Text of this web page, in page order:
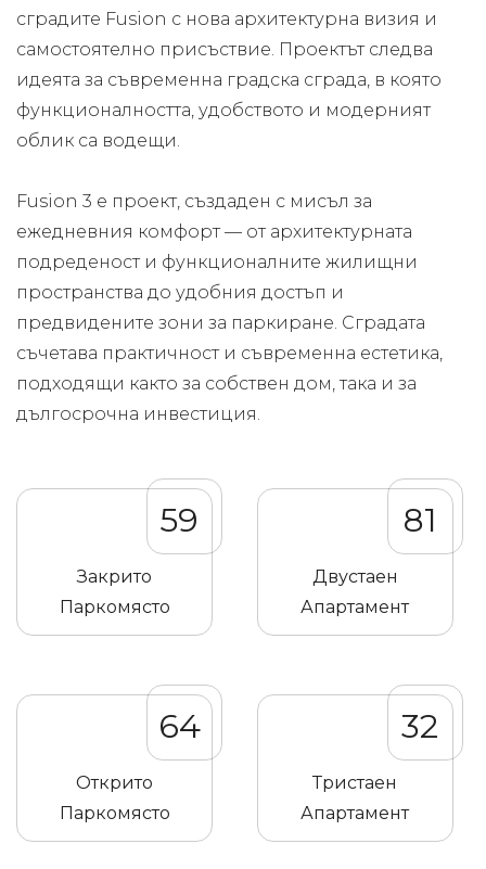
сградите Fusion с нова архитектурна визия и
самостоятелно присъствие. Проектът следва
идеята за съвременна градска сграда, в която
функционалността, удобството и модерният
облик са водещи.
Fusion 3 е проект, създаден с мисъл за
ежедневния комфорт — от архитектурната
подреденост и функционалните жилищни
пространства до удобния достъп и
предвидените зони за паркиране. Сградата
съчетава практичност и съвременна естетика,
подходящи както за собствен дом, така и за
дългосрочна инвестиция.
59
Закрито
Паркомясто
81
Двустаен
Апартамент
64
Открито
Паркомясто
32
Тристаен
Апартамент